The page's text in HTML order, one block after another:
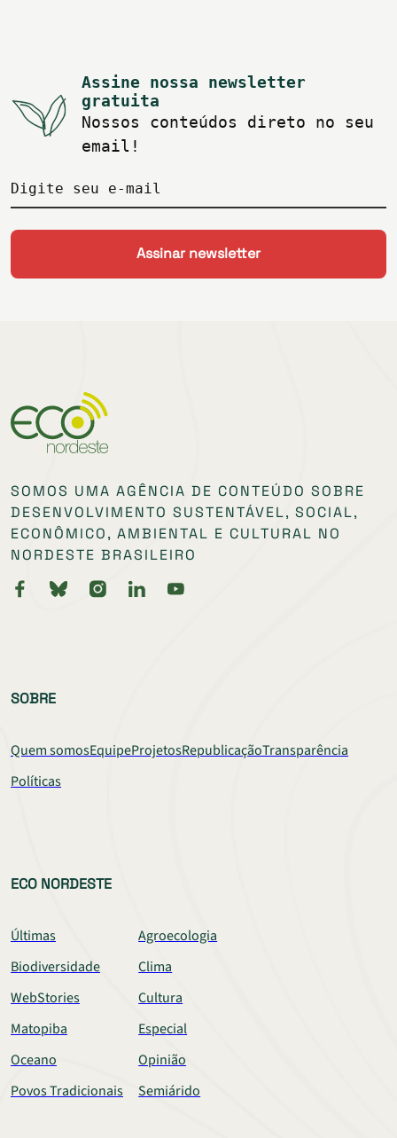
Assine nossa newsletter
gratuita
Nossos conteúdos direto no seu
email!
Digite seu e-mail
SOMOS UMA AGÊNCIA DE CONTEÚDO SOBRE
DESENVOLVIMENTO SUSTENTÁVEL, SOCIAL,
ECONÔMICO, AMBIENTAL E CULTURAL NO
NORDESTE BRASILEIRO
SOBRE
Quem somosEquipeProjetosRepublicaçãoTransparência
Políticas
ECO NORDESTE
Últimas
Agroecologia
Biodiversidade
Clima
WebStories
Cultura
Matopiba
Especial
Oceano
Opinião
Povos Tradicionais
Semiárido